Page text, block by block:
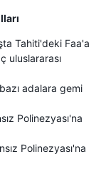
Tahiti'deki Faa'a
uluslararası
adalara gemi
Polinezyası'na
Polinezyası'na